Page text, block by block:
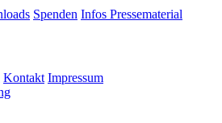
Spenden Infos Pressematerial
Kontakt Impressum